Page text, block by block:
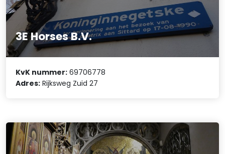
3E Horses B.V.
KvK nummer: 69706778
Adres: Rijksweg Zuid 27